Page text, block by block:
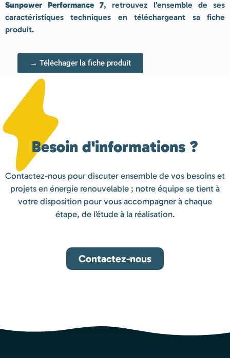
Sunpower Performance 7, retrouvez l’ensemble de ses
caractéristiques techniques en téléchargeant sa fiche
produit.
→ Téléchager la fiche produit
Besoin d'informations ?
Contactez-nous pour discuter ensemble de vos besoins et
projets en énergie renouvelable ; notre équipe se tient à
votre disposition pour vous accompagner à chaque
étape, de l’étude à la réalisation.
Contactez-nous